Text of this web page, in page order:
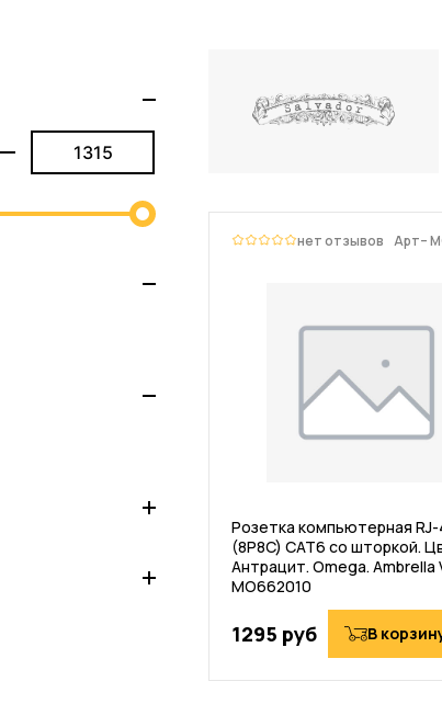
нет отзывов Арт–
Розетка компьютерная RJ-
(8P8C) CAT6 со шторкой.
Антрацит. Omega. Ambrella
MO662010
1295 руб В